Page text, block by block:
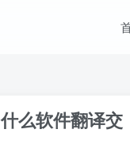
么软件翻译交